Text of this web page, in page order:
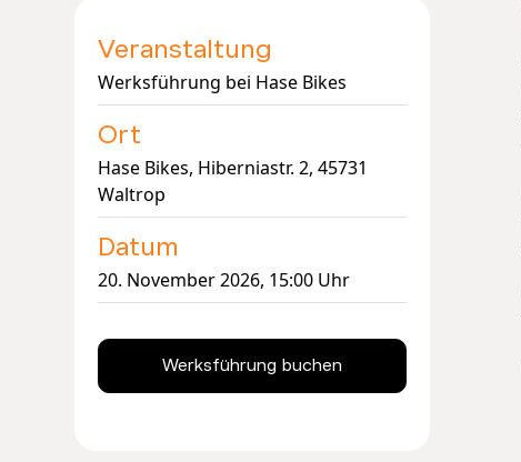
Veranstaltung
Werksführung bei Hase Bikes
Ort
Hase Bikes, Hiberniastr. 2, 45731
Waltrop
Datum
20. November 2026, 15:00 Uhr
Werksführung buchen